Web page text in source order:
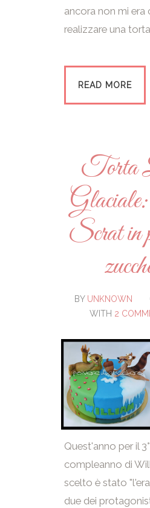
ancora non mi era
realizzare una torta
READ MORE
Torta
Scrat in
BY UNKNOWN
WITH 2
Quest'anno per il 3°
compleanno di
scelto è stato
due dei